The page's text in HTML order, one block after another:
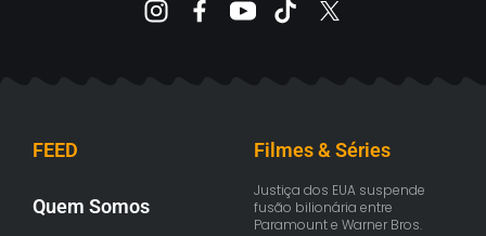
FEED
Quem Somos
Filmes & Séries
Justiça dos EUA suspende
fusão bilionária entre
Paramount e Warner Bros.